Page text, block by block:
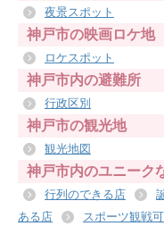
夜景スポット
神戸市の映画ロケ地
ロケスポット
神戸市内の避難所
行政区別
神戸市の観光地
観光地図
神戸市内のユニーク
行列のできる店
ある店
スポーツ観戦